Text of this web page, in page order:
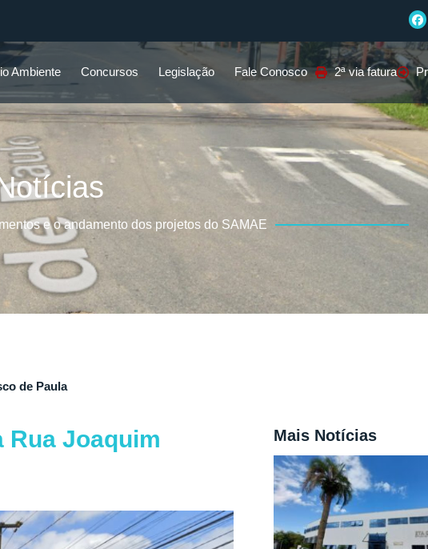
Ambiente Concursos Legislação Fale Conosco 2ª via fatura
e o andamento dos projetos do SAMAE
de Paula
Rua Joaquim
Mais Notícias